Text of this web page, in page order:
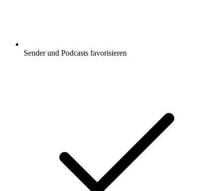
Sender und Podcasts favorisieren